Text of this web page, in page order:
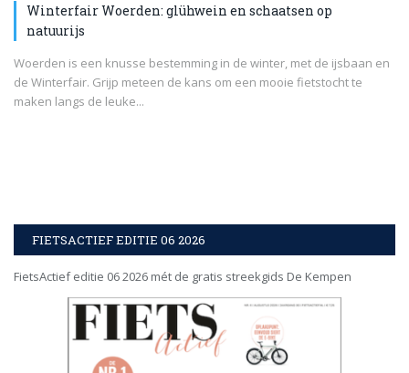
Winterfair Woerden: glühwein en schaatsen op
natuurijs
Woerden is een knusse bestemming in de winter, met de ijsbaan en
de Winterfair. Grijp meteen de kans om een mooie fietstocht te
maken langs de leuke...
FIETSACTIEF EDITIE 06 2026
FietsActief editie 06 2026 mét de gratis streekgids De Kempen